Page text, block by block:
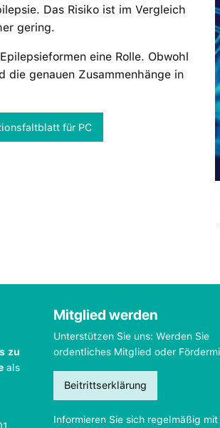
Das Risiko ist im Vergleich
gering.
eine Rolle. Obwohl
die genauen Zusammenhänge in
für PC
zu
als
Mitglied werden
Unterstützen Sie uns: Werden Sie
ordentliches Mitglied oder
Beitrittserklärung
Informieren Sie sich regelmäßig mit